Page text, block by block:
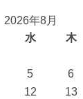
2026年8月
水 木
5 6
12 13